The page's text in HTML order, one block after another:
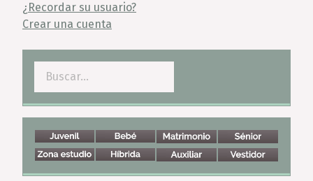
¿Recordar su usuario?
Crear una cuenta
Buscar